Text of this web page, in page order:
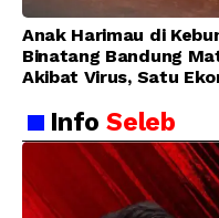
Anak Harimau di
Binatang Bandung
Akibat Virus, Satu
Membaik
InfoSeleb